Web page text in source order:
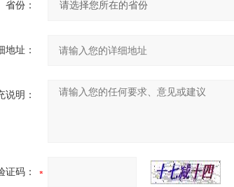
省份：
地址：
说明：
证码：